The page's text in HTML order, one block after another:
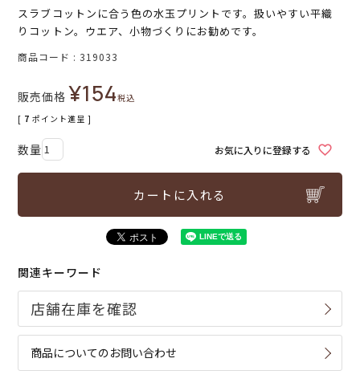
スラブコットンに合う色の水玉プリントです。扱いやすい平織
りコットン。ウエア、小物づくりにお勧めです。
商品コード 319033
販売価格 ¥154税込
[ 7 ポイント進呈 ]
お気に入りに登録する
カートに入れる
関連キーワード
商品についてのお問い合わせ